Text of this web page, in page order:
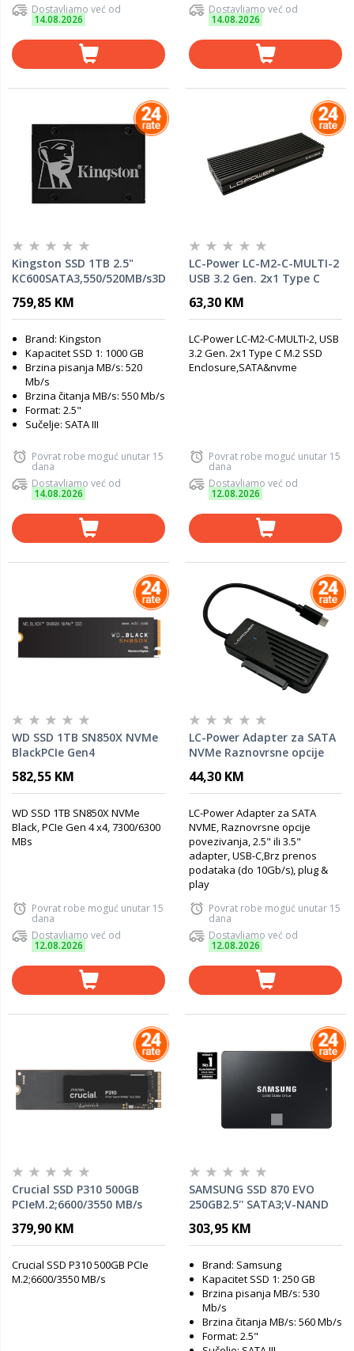
Dostavljamo već od
14.08.2026
Dostavljamo već od
14.08.2026
Kingston SSD 1TB 2.5"
KC600SATA3,550/520MB/s3D
encryption
759,85 KM
Brand: Kingston
Kapacitet SSD 1: 1000 GB
Brzina pisanja MB/s: 520
Mb/s
Brzina čitanja MB/s: 550 Mb/s
Format: 2.5"
Sučelje: SATA III
Povrat robe moguć unutar 15
dana
Dostavljamo već od
14.08.2026
LC-Power LC-M2-C-MULTI-2
USB 3.2 Gen. 2x1 Type C
Enclosure,SATA&nvme
63,30 KM
LC-Power LC-M2-C-MULTI-2, USB
3.2 Gen. 2x1 Type C M.2 SSD
Enclosure,SATA&nvme
Povrat robe moguć unutar 15
dana
Dostavljamo već od
12.08.2026
WD SSD 1TB SN850X NVMe
BlackPCIe Gen4
582,55 KM
WD SSD 1TB SN850X NVMe
Black, PCIe Gen 4 x4, 7300/6300
MBs
Povrat robe moguć unutar 15
dana
Dostavljamo već od
12.08.2026
LC-Power Adapter za SATA
NVMe Raznovrsne opcije
adapter, USB-C
44,30 KM
LC-Power Adapter za SATA
NVME, Raznovrsne opcije
povezivanja, 2.5" ili 3.5"
adapter, USB-C,Brz prenos
podataka (do 10Gb/s), plug &
play
Povrat robe moguć unutar 15
dana
Dostavljamo već od
12.08.2026
Crucial SSD P310 500GB
PCIeM.2;6600/3550 MB/s
379,90 KM
Crucial SSD P310 500GB PCIe
M.2;6600/3550 MB/s
SAMSUNG SSD 870 EVO
250GB2.5'' SATA3;V-NAND
write
303,95 KM
Brand: Samsung
Kapacitet SSD 1: 250 GB
Brzina pisanja MB/s: 530
Mb/s
Brzina čitanja MB/s: 560 Mb/s
Format: 2.5"